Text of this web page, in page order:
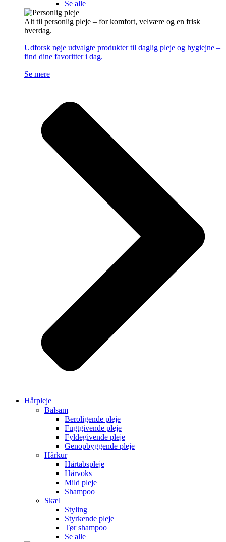
Se alle
Alt til personlig pleje – for komfort, velvære og en frisk
hverdag.
Udforsk nøje udvalgte produkter til daglig pleje og hygiejne –
find dine favoritter i dag.
Se mere
Hårpleje
Balsam
Beroligende pleje
Fugtgivende pleje
Fyldegivende pleje
Genopbyggende pleje
Hårkur
Hårtabspleje
Hårvoks
Mild pleje
Shampoo
Skæl
Styling
Styrkende pleje
Tør shampoo
Se alle